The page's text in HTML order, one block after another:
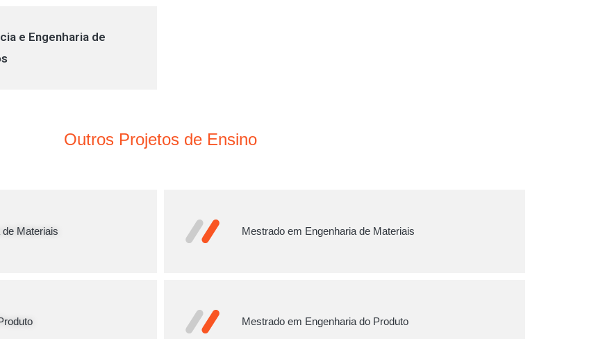
e Engenharia de
Outros Projetos de Ensino
Materiais Mestrado em Engenharia de Materiais
Mestrado em Engenharia do Produto